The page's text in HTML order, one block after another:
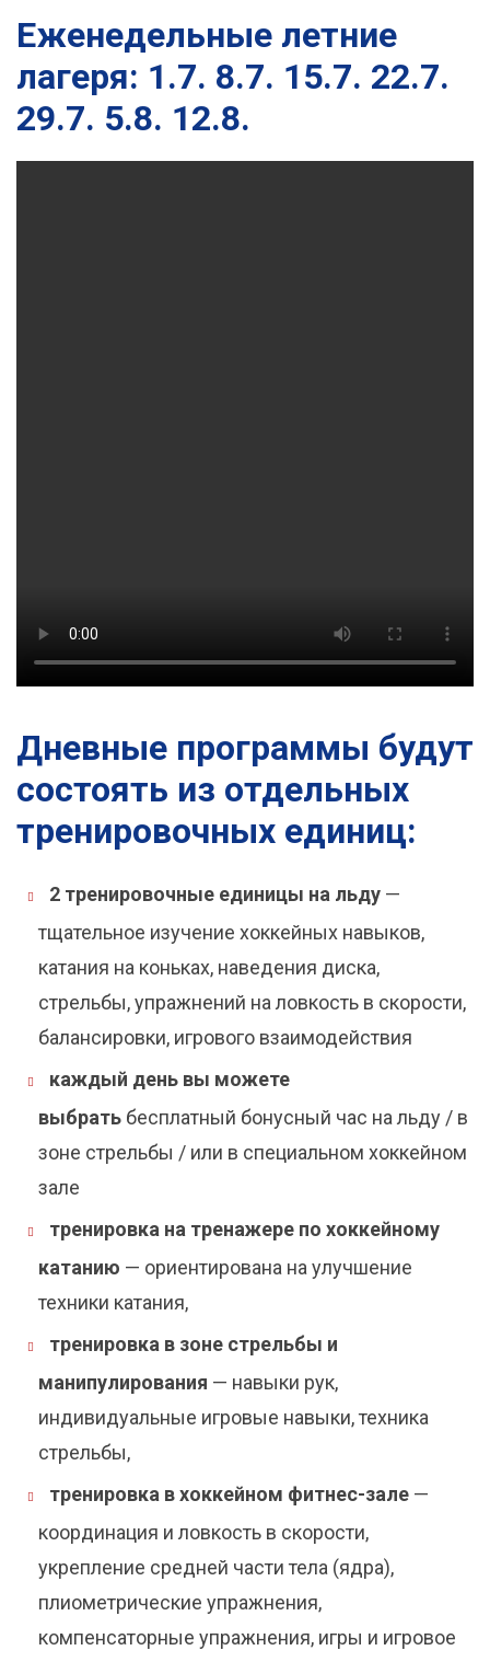
Еженедельные летние
лагеря: 1.7. 8.7. 15.7. 22.7.
29.7. 5.8. 12.8.
Дневные программы будут
состоять из отдельных
тренировочных единиц:
2 тренировочные единицы на льду —
тщательное изучение хоккейных навыков,
катания на коньках, наведения диска,
стрельбы, упражнений на ловкость в скорости,
балансировки, игрового взаимодействия
каждый день вы можете
выбрать бесплатный бонусный час на льду / в
зоне стрельбы / или в специальном хоккейном
зале
тренировка на тренажере по хоккейному
катанию — ориентирована на улучшение
техники катания,
тренировка в зоне стрельбы и
манипулирования — навыки рук,
индивидуальные игровые навыки, техника
стрельбы,
тренировка в хоккейном фитнес-зале —
координация и ловкость в скорости,
укрепление средней части тела (ядра),
плиометрические упражнения,
компенсаторные упражнения, игры и игровое